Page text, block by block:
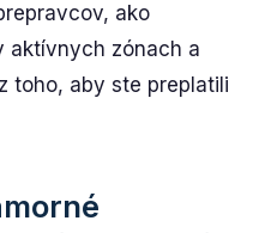
ako
aktívnych zónach a
toho, aby ste preplatili